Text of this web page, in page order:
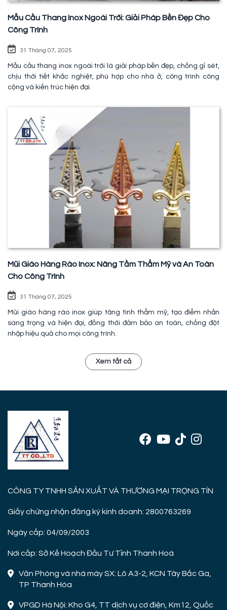
Mẫu Cầu Thang Inox Ngoài Trời: Giải Pháp Bền Đẹp Cho
Công Trình
31 Tháng 07, 2025
Mẫu cầu thang inox ngoài trời là giải pháp bền đẹp, chống gỉ sét,
chịu thời tiết khắc nghiệt, phù hợp cho nhà ở, công trình công
cộng và kiến trúc hiện đại.
Mũi Giáo Hàng Rào Inox: Nâng Tầm Thẩm Mỹ và An Toàn
Cho Công Trình
31 Tháng 07, 2025
Mũi giáo hàng rào inox giúp tăng tính thẩm mỹ, tạo điểm nhấn
sang trọng và hiện đại, đồng thời đảm bảo an toàn, chống đột
nhập hiệu quả cho mọi công trình.
Xem tất cả
CÔNG TY TNHH SẢN XUẤT VÀ THƯƠNG MẠI TRỌNG TÍN
Giấy chứng nhận đăng ký kinh doanh: 2800763269
Ngày cấp: 04/09/2003
Nơi cấp: Sở Kế Hoạch Đầu Tư Tỉnh Thanh Hoá
Văn Phòng và nhà máy SX: Lô A3-2, KCN Tây Bắc Ga,
TP Thanh Hóa
VPGD Hà Nội: Kho G4, TT dịch vụ cơ điện, Km12, Quốc